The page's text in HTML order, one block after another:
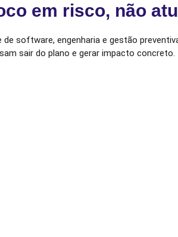
em risco, não
software, engenharia e gestão
sair do plano e gerar impacto concreto.